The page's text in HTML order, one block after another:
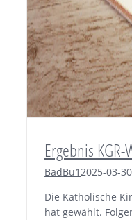
Ergebnis
BadBu12025-03-
Die Katholische
hat gewählt.